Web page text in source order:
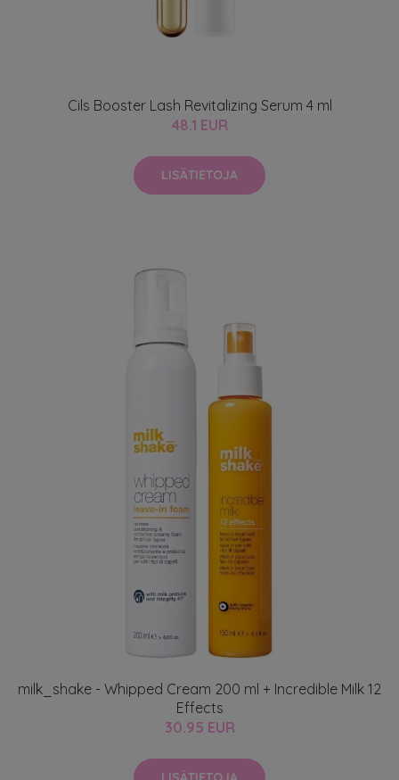
Cils Booster Lash Revitalizing Serum 4 ml
48.1 EUR
LISÄTIETOJA
milk_shake - Whipped Cream 200 ml + Incredible Milk 12
Effects
30.95 EUR